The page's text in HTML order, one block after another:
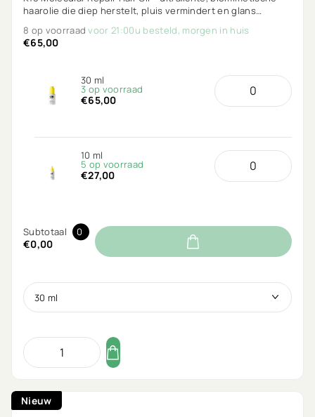
haarolie die diep herstelt, pluis vermindert en glans
UV.
8 op voorraadvoor 21:00u besteld, morgen in huis
€65,00
30 ml
3 op voorraad
€65,00
10 ml
5 op voorraad
€27,00
Subtotaal 0
€0,00
Nieuw